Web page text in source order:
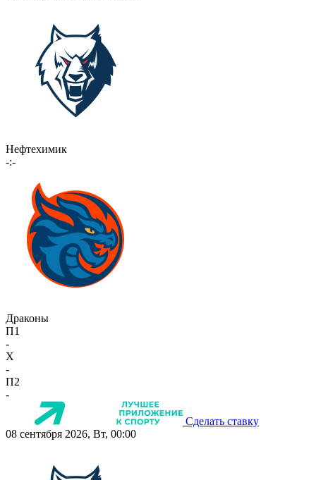
Нефтехимик
-:-
Драконы
П1
-
X
-
П2
-
Сделать ставку
08 сентября 2026, Вт, 00:00